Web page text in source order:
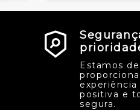
Estamos
experiência
positiva e
segura.